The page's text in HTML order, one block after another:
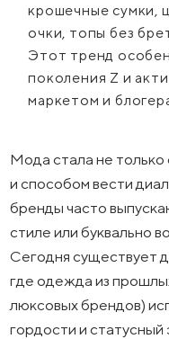
крошечные сумки,
очки, топы без
Этот тренд
поколения Z и
маркетом и
Мода стала не
и способом вести
бренды часто
стиле или буквально
Сегодня существует
где одежда из
люксовых брендов)
гордости и